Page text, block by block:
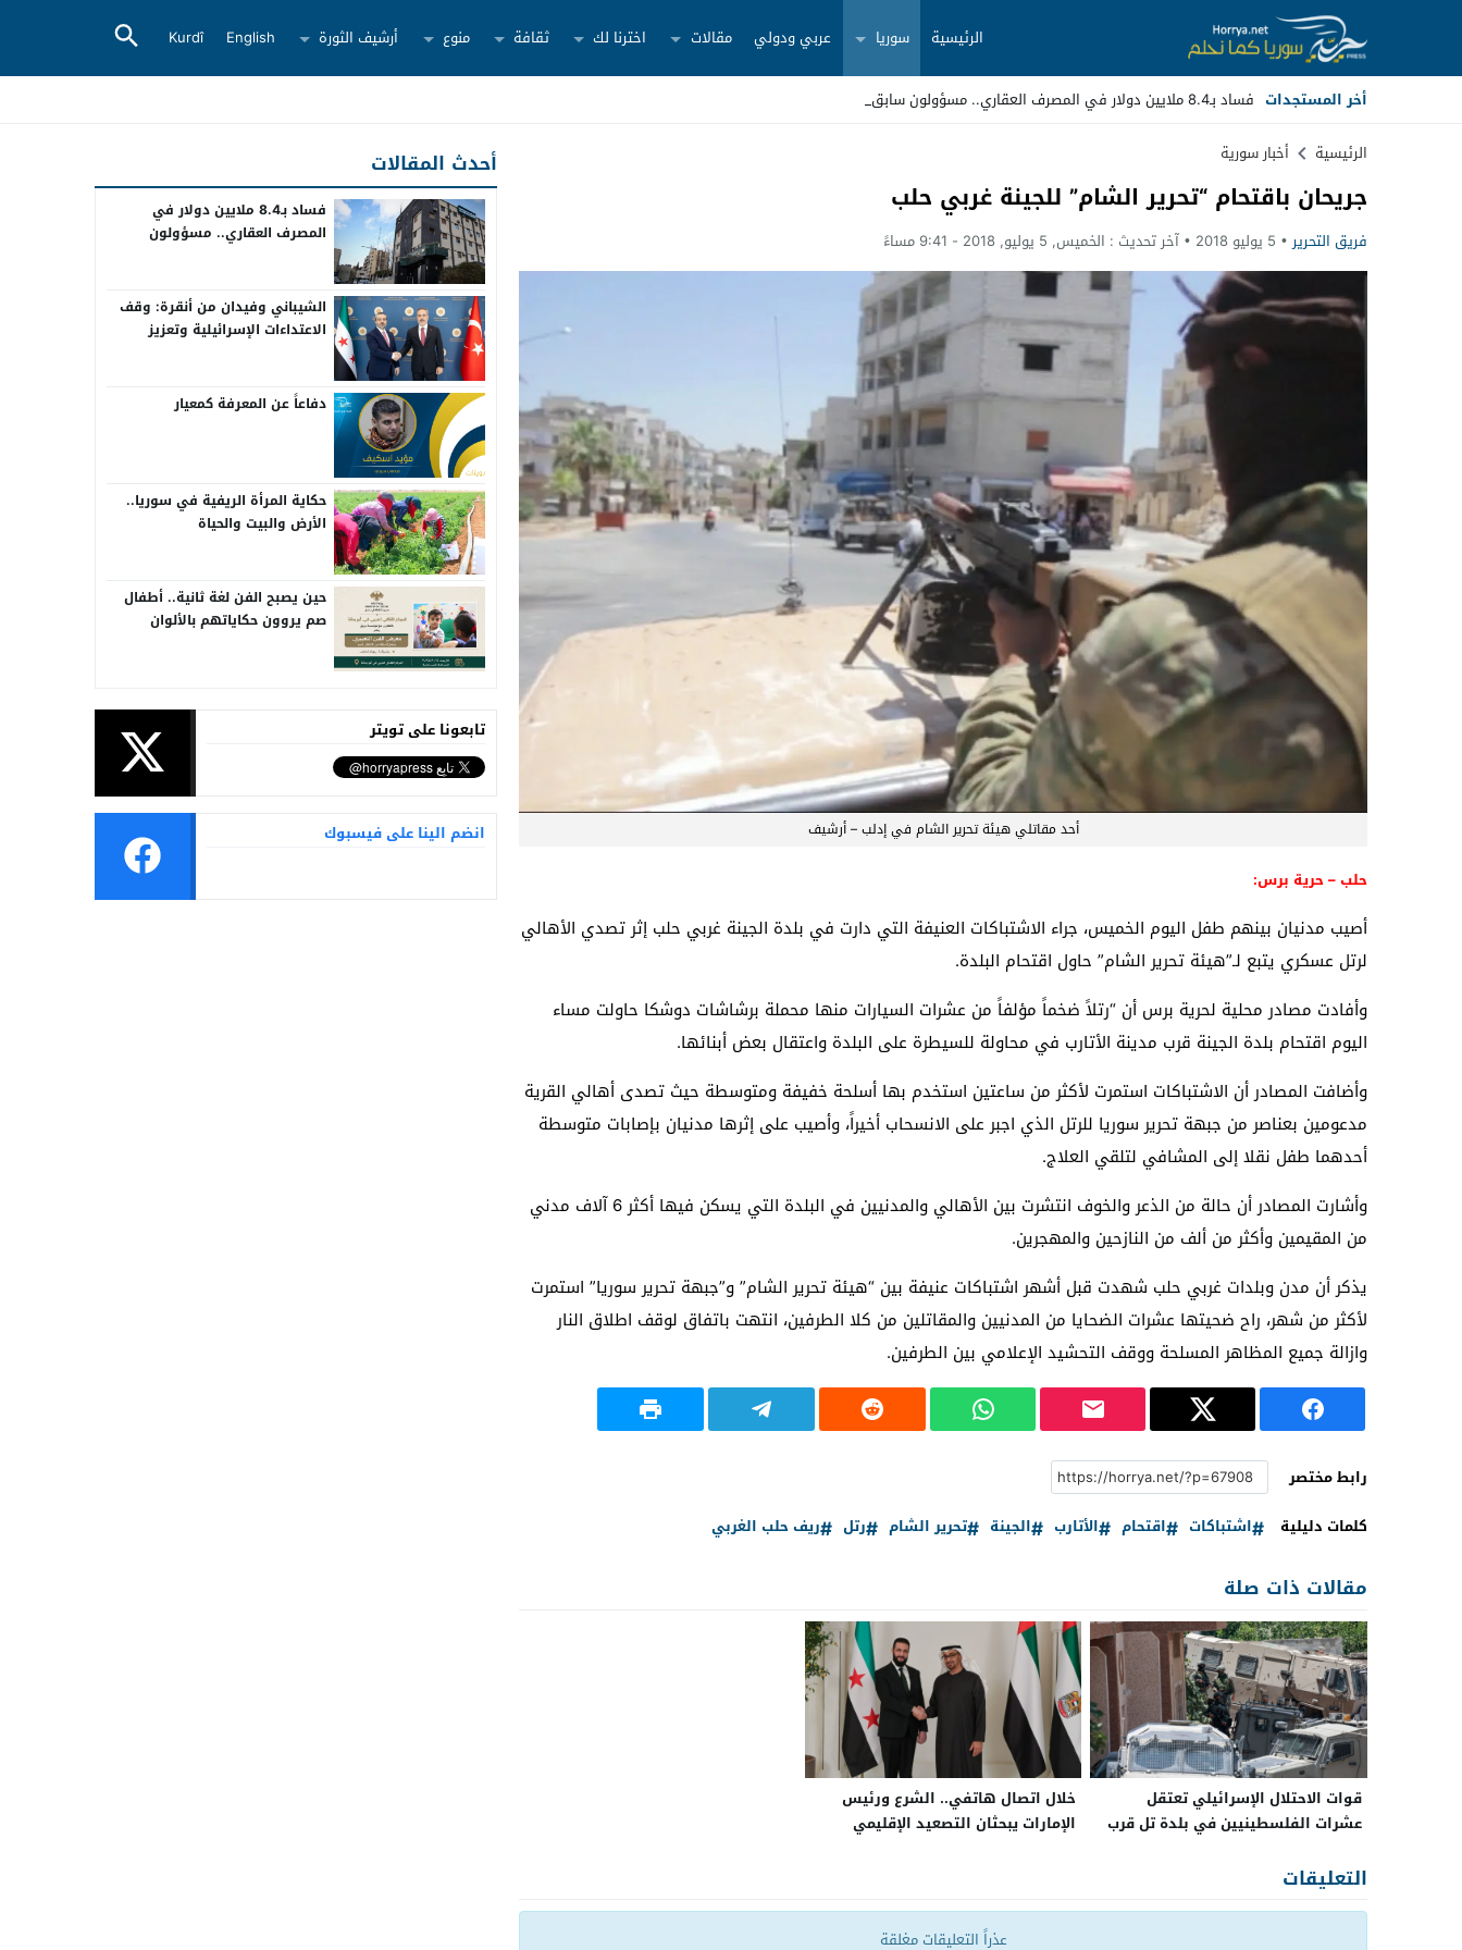
الرئيسية سوريا عربي ودولي مقالات اخترنا لك ثقافة منوع أرشيف الثورة English
Kurdî
أخر المستجدات فساد بـ8.4 ملايين دولار في المصرف العقاري.. مسؤولون سابقون أمام _
Stop
Previous
Next
الرئيسية أخبار سورية
جريحان باقتحام “تحرير الشام” للجينة غربي حلب
فريق التحرير 5 يوليو 2018 آخر تحديث : الخميس, 5 يوليو, 2018 - 9:41 مساءً
أحد مقاتلي هيئة تحرير الشام في إدلب – أرشيف
حلب – حرية برس:
أصيب مدنيان بينهم طفل اليوم الخميس، جراء الاشتباكات العنيفة التي دارت في بلدة الجينة غربي حلب إثر تصدي الأهالي
لرتل عسكري يتبع لـ”هيئة تحرير الشام” حاول اقتحام البلدة.
وأفادت مصادر محلية لحرية برس أن “رتلاً ضخماً مؤلفاً من عشرات السيارات منها محملة برشاشات دوشكا حاولت مساء
اليوم اقتحام بلدة الجينة قرب مدينة الأتارب في محاولة للسيطرة على البلدة واعتقال بعض أبنائها.
وأضافت المصادر أن الاشتباكات استمرت لأكثر من ساعتين استخدم بها أسلحة خفيفة ومتوسطة حيث تصدى أهالي القرية
مدعومين بعناصر من جبهة تحرير سوريا للرتل الذي اجبر على الانسحاب أخيراً، وأصيب على إثرها مدنيان بإصابات متوسطة
أحدهما طفل نقلا إلى المشافي لتلقي العلاج.
وأشارت المصادر أن حالة من الذعر والخوف انتشرت بين الأهالي والمدنيين في البلدة التي يسكن فيها أكثر 6 آلاف مدني
من المقيمين وأكثر من ألف من النازحين والمهجرين.
يذكر أن مدن وبلدات غربي حلب شهدت قبل أشهر اشتباكات عنيفة بين “هيئة تحرير الشام” و”جبهة تحرير سوريا” استمرت
لأكثر من شهر، راح ضحيتها عشرات الضحايا من المدنيين والمقاتلين من كلا الطرفين، انتهت باتفاق لوقف اطلاق النار
وازالة جميع المظاهر المسلحة ووقف التحشيد الإعلامي بين الطرفين.
رابط مختصر
كلمات دليلية
اشتباكات اقتحام الأتارب الجينة تحرير الشام رتل ريف حلب الغربي
مقالات ذات صلة
قوات الاحتلال الإسرائيلي تعتقل
عشرات الفلسطينيين في بلدة تل قرب
خلال اتصال هاتفي.. الشرع ورئيس
الإمارات يبحثان التصعيد الإقليمي
التعليقات
عذراً التعليقات مغلقة
أحدث المقالات
فساد بـ8.4 ملايين دولار في
المصرف العقاري.. مسؤولون
الشيباني وفيدان من أنقرة: وقف
الاعتداءات الإسرائيلية وتعزيز
دفاعاً عن المعرفة كمعيار
حكاية المرأة الريفية في سوريا..
الأرض والبيت والحياة
حين يصبح الفن لغة ثانية.. أطفال
صم يروون حكاياتهم بالألوان
انضم الينا على فيسبوك
تابعونا على تويتر